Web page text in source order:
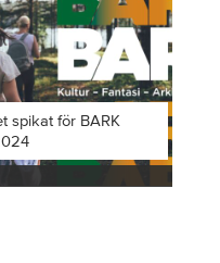
spikat för BARK